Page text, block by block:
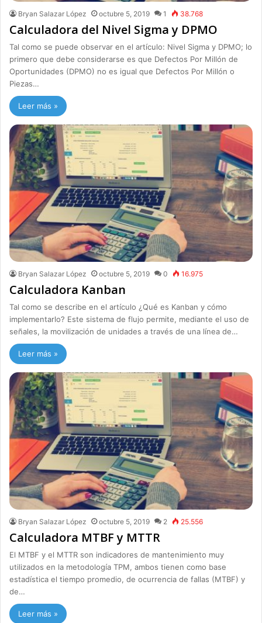
Bryan Salazar López octubre 5, 2019 1 38.768
Calculadora del Nivel Sigma y DPMO
Tal como se puede observar en el artículo: Nivel Sigma y DPMO; lo
primero que debe considerarse es que Defectos Por Millón de
Oportunidades (DPMO) no es igual que Defectos Por Millón o
Piezas…
Leer más »
Bryan Salazar López octubre 5, 2019 0 16.975
Calculadora Kanban
Tal como se describe en el artículo ¿Qué es Kanban y cómo
implementarlo? Este sistema de flujo permite, mediante el uso de
señales, la movilización de unidades a través de una línea de…
Leer más »
Bryan Salazar López octubre 5, 2019 2 25.556
Calculadora MTBF y MTTR
El MTBF y el MTTR son indicadores de mantenimiento muy
utilizados en la metodología TPM, ambos tienen como base
estadística el tiempo promedio, de ocurrencia de fallas (MTBF) y
de…
Leer más »